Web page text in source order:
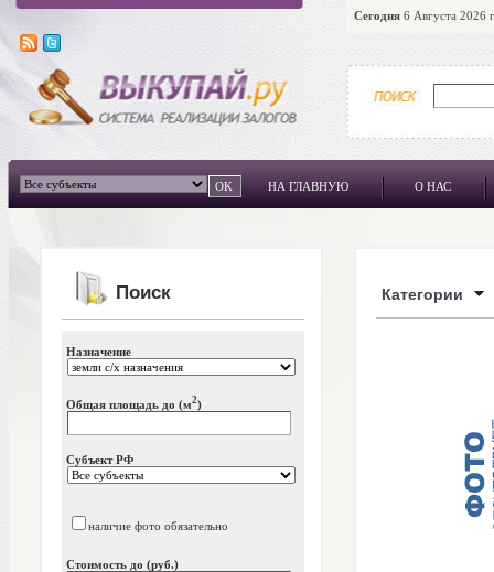
Сегодня 6 Августа 2026
НА ГЛАВНУЮ О НАС
Поиск
Назначение
Общая площадь до (м2)
Субъект РФ
наличие фото обязательно
Стоимость до (руб.)
Категории